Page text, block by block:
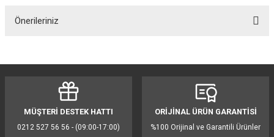
Önerileriniz
Görüş ve önerileriniz için teşekkür ederiz.
Ürün resmi kalitesiz, bozuk veya görüntülenemiyor.
Ürün açıklamasında eksik bilgiler bulunuyor.
MÜŞTERİ DESTEK HATTI
0212 527 56 56 - (09:00-17:00)
ORİJİNAL ÜRÜN GARANTİSİ
%100 Orijinal ve Garantili Ürünler